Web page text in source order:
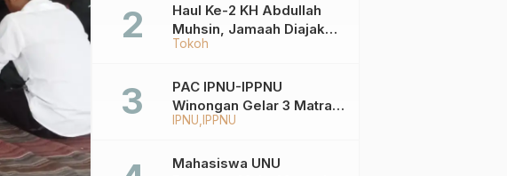
Tokoh
Haul Ke-2 KH Abdullah
Muhsin, Jamaah Diajak
Meneladani
IPNU IPPNU
PAC IPNU-IPPNU
Winongan Gelar 3 Matra
di MA Ma’arif An-Nur
Mahasiswa UNU